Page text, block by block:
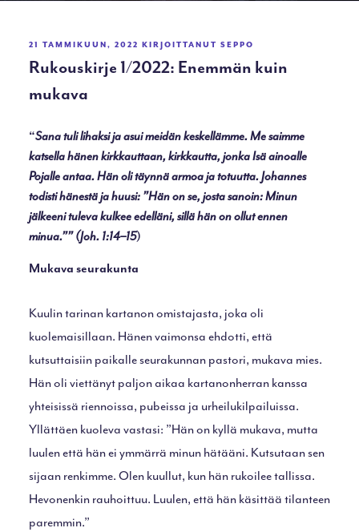
JULKAISTU
21 TAMMIKUUN, 2022 KIRJOITTANUT SEPPO
Rukouskirje 1/2022: Enemmän kuin
mukava
“Sana tuli lihaksi ja asui meidän keskellämme. Me saimme
katsella hänen kirkkauttaan, kirkkautta, jonka Isä ainoalle
Pojalle antaa. Hän oli täynnä armoa ja totuutta. Johannes
todisti hänestä ja huusi: ”Hän on se, josta sanoin: Minun
jälkeeni tuleva kulkee edelläni, sillä hän on ollut ennen
minua.”” (Joh. 1:14–15)
Mukava seurakunta
Kuulin tarinan kartanon omistajasta, joka oli
kuolemaisillaan. Hänen vaimonsa ehdotti, että
kutsuttaisiin paikalle seurakunnan pastori, mukava mies.
Hän oli viettänyt paljon aikaa kartanonherran kanssa
yhteisissä riennoissa, pubeissa ja urheilukilpailuissa.
Yllättäen kuoleva vastasi: ”Hän on kyllä mukava, mutta
luulen että hän ei ymmärrä minun hätääni. Kutsutaan sen
sijaan renkimme. Olen kuullut, kun hän rukoilee tallissa.
Hevonenkin rauhoittuu. Luulen, että hän käsittää tilanteen
paremmin.”